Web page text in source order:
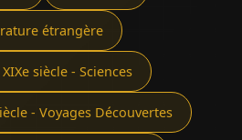
étrangère
siècle - Sciences
- Voyages Découvertes